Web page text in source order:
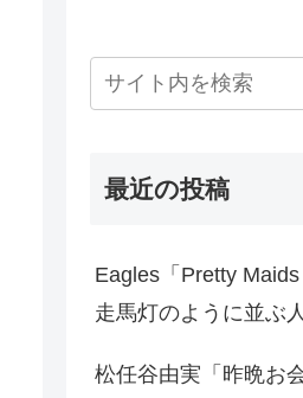
最近の投稿
Eagles「Pretty
走馬灯のように並ぶ
松任谷由実「昨晩お